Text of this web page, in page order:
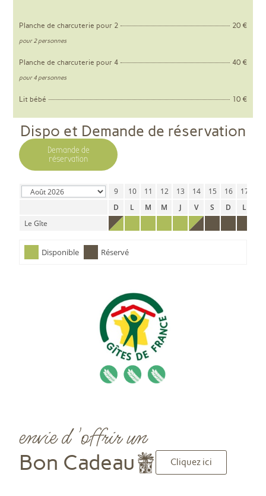
Planche de charcuterie pour 2 20 €
pour 2 personnes
Planche de charcuterie pour 4 40 €
pour 4 personnes
Lit bébé 10 €
Dispo et Demande de réservation
Demande de
réservation
4 5 8 9 10 11 12 13 14 15 16 17
D L M M J V S D L
Le Gîte
Disponible Réservé
envie d 'offrir un
Bon Cadeau Cliquez ici